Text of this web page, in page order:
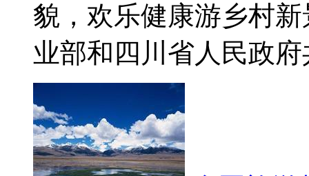
貌，欢乐健康游乡村
业部和四川省人民政府